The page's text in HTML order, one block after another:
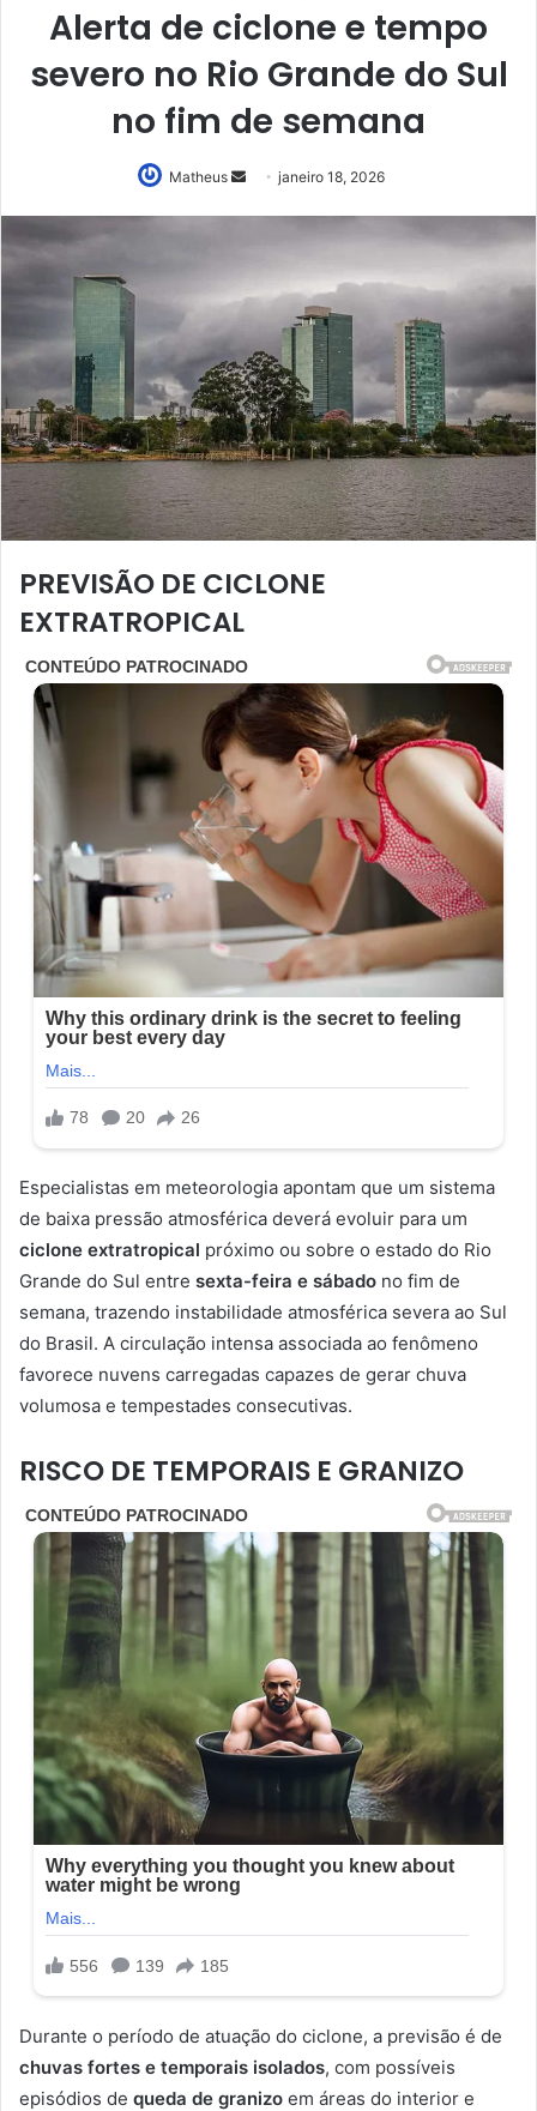
Alerta de ciclone e tempo
severo no Rio Grande do Sul
no fim de semana
Matheus
Mandejaneiro 18, 2026
PREVISÃO DE CICLONE
EXTRATROPICAL
Especialistas em meteorologia apontam que um sistema
de baixa pressão atmosférica deverá evoluir para um
ciclone extratropical próximo ou sobre o estado do Rio
Grande do Sul entre sexta-feira e sábado no fim de
semana, trazendo instabilidade atmosférica severa ao Sul
do Brasil. A circulação intensa associada ao fenômeno
favorece nuvens carregadas capazes de gerar chuva
volumosa e tempestades consecutivas.
RISCO DE TEMPORAIS E GRANIZO
Durante o período de atuação do ciclone, a previsão é de
chuvas fortes e temporais isolados, com possíveis
episódios de queda de granizo em áreas do interior e